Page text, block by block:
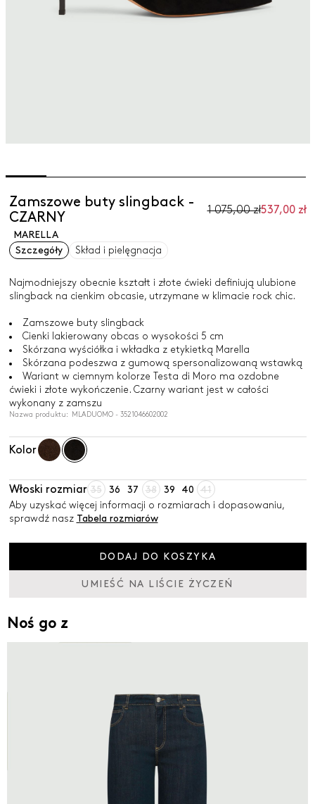
Zamszowe buty slingback -
CZARNY
1 075,00 zł537,00 zł
MARELLA
Szczegóły
Skład i pielęgnacja
Najmodniejszy obecnie kształt i złote ćwieki definiują ulubione
slingback na cienkim obcasie, utrzymane w klimacie rock chic.
Zamszowe buty slingback
Cienki lakierowany obcas o wysokości 5 cm
Skórzana wyściółka i wkładka z etykietką Marella
Skórzana podeszwa z gumową spersonalizowaną wstawką
Wariant w ciemnym kolorze Testa di Moro ma ozdobne
ćwieki i złote wykończenie. Czarny wariant jest w całości
wykonany z zamszu
Nazwa produktu: MLADUOMO - 3521046602002
Kolor
Włoski rozmiar 35 36 37 38 39 40
41
Aby uzyskać więcej informacji o rozmiarach i dopasowaniu,
sprawdź nasz Tabela rozmiarów
DODAJ DO KOSZYKA
UMIEŚĆ NA LIŚCIE ŻYCZEŃ
Noś go z